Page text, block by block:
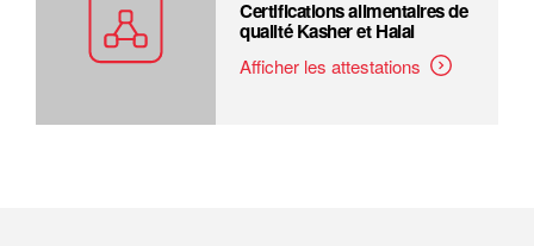
Certifications alimentaires de
qualité Kasher et Halal
Afficher les attestations